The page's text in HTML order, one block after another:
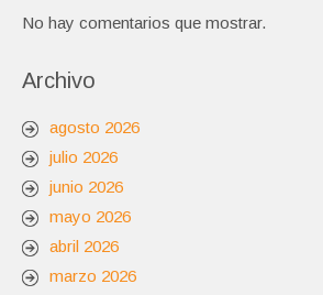
No hay comentarios que mostrar.
Archivo
agosto 2026
julio 2026
junio 2026
mayo 2026
abril 2026
marzo 2026